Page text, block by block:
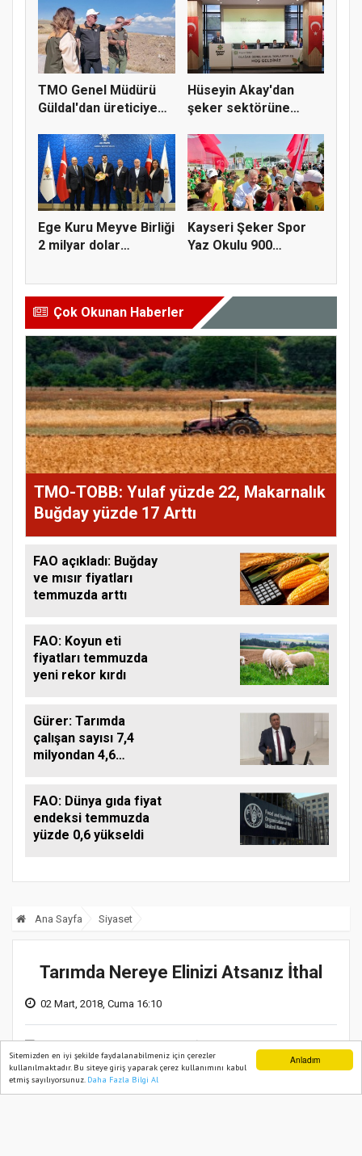
Anladım
Sitemizden en iyi şekilde faydalanabilmeniz için çerezler
kullanılmaktadır. Bu siteye giriş yaparak çerez kullanımını kabul
etmiş sayılıyorsunuz. Daha Fazla Bilgi Al
TMO Genel Müdürü
Güldal'dan üreticiye
Hüseyin Akay'dan
şeker sektörüne
Ege Kuru Meyve Birliği
2 milyar dolar
Kayseri Şeker Spor
Yaz Okulu 900
Çok Okunan Haberler
TMO-TOBB: Yulaf yüzde 22, Makarnalık
Buğday yüzde 17 Arttı
FAO açıkladı: Buğday
ve mısır fiyatları
temmuzda arttı
FAO: Koyun eti
fiyatları temmuzda
yeni rekor kırdı
Gürer: Tarımda
çalışan sayısı 7,4
milyondan 4,6
FAO: Dünya gıda fiyat
endeksi temmuzda
yüzde 0,6 yükseldi
Ana Sayfa Siyaset
Tarımda Nereye Elinizi Atsanız İthal
02 Mart, 2018, Cuma 16:10
Gaytancıoğlu: Özellikle tarımda nereye
Ana Sayfa Web TV